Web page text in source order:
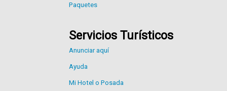
Paquetes
Servicios Turísticos
Anunciar aquí
Ayuda
Mi Hotel o Posada